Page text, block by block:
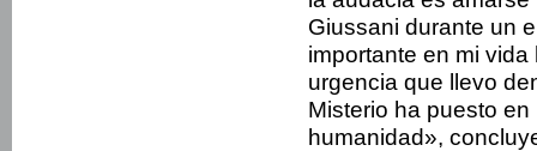
Giussani durante un
importante en mi
urgencia que llevo
Misterio ha puesto
humanidad»,